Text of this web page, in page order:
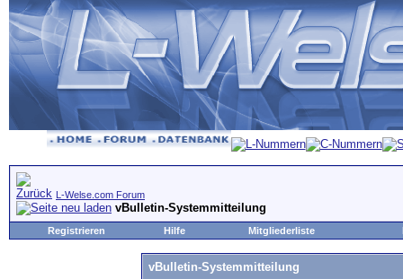
L-Welse.com Forum
vBulletin-Systemmitteilung
Registrieren Hilfe Mitgliederliste
vBulletin-Systemmitteilung